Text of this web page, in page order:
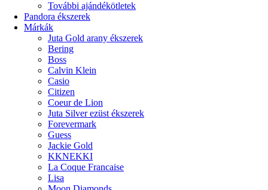
További ajándékötletek
Pandora ékszerek
Márkák
Juta Gold arany ékszerek
Bering
Boss
Calvin Klein
Casio
Citizen
Coeur de Lion
Juta Silver ezüst ékszerek
Forevermark
Guess
Jackie Gold
KKNEKKI
La Coque Francaise
Lisa